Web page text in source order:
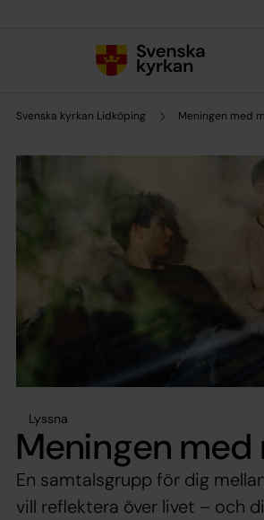
Svenska kyrkan Lidköping Meningen med
Lyssna
Meningen med
En samtalsgrupp för dig
vill reflektera över livet – och